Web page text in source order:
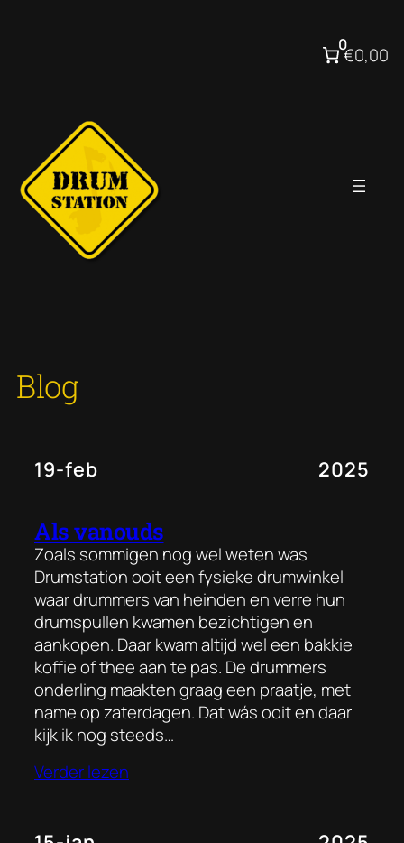
0€0,00
Blog
19-feb 2025
Als vanouds
Zoals sommigen nog wel weten was
Drumstation ooit een fysieke drumwinkel
waar drummers van heinden en verre hun
drumspullen kwamen bezichtigen en
aankopen. Daar kwam altijd wel een bakkie
koffie of thee aan te pas. De drummers
onderling maakten graag een praatje, met
name op zaterdagen. Dat wás ooit en daar
kijk ik nog steeds…
Verder lezen